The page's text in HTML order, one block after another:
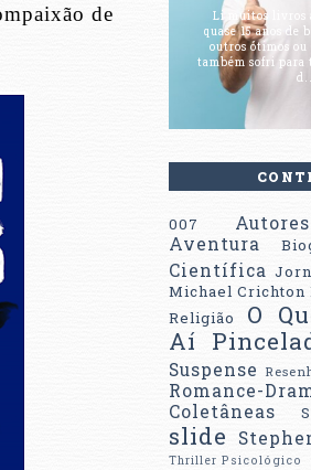
de
Li muitos livros
quase 15 anos de
outros ótimos ou
também sofri
007
Aventura
Científica
Michael Crichton
Religião
O
Aí
Suspense
Romance-
Coletâneas
slide
Thriller Psicológico